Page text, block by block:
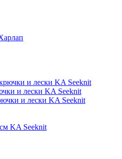
и лески KA Seeknit
и лески KA Seeknit
и лески KA Seeknit
KA Seeknit